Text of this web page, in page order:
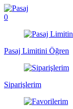
0
Pasaj Limitini Öğren
Siparişlerim